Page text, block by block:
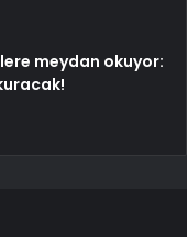
meydan okuyor: